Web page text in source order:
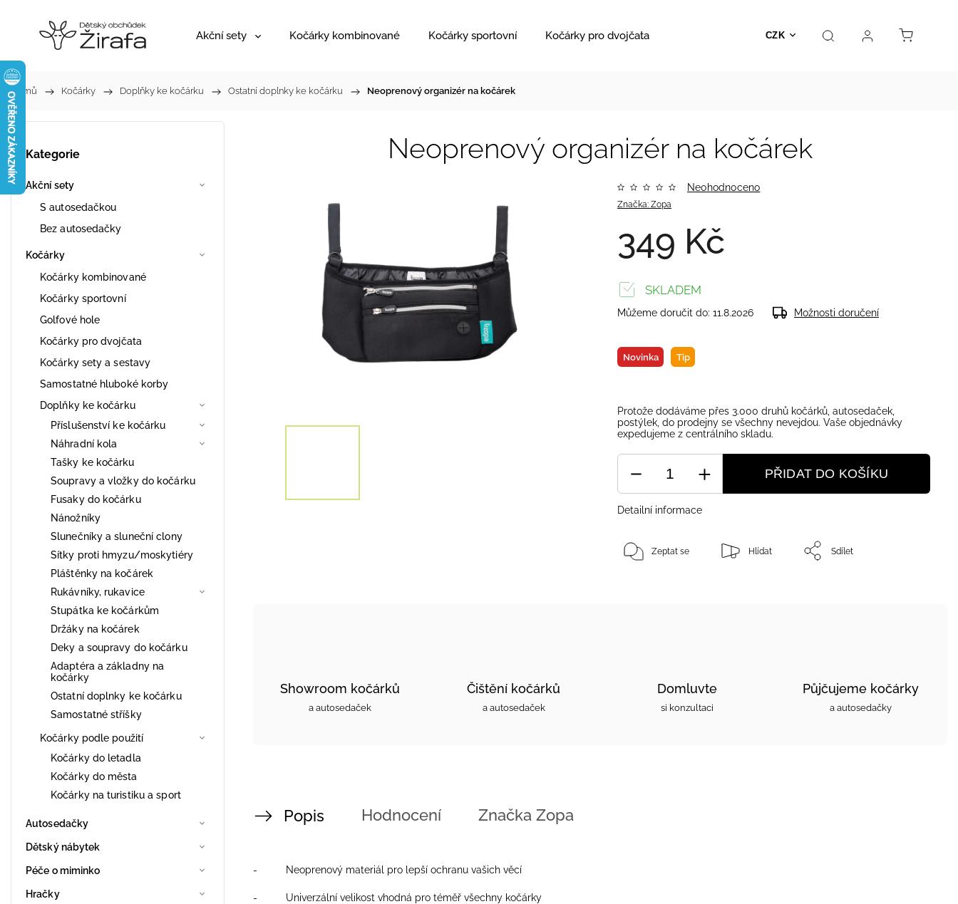
CZK
Akční sety Kočárky kombinované Kočárky sportovní Kočárky pro dvojčata Hračky Prodejna Kontakt
Domů / Kočárky / Doplňky ke kočárku / Ostatní doplnky ke kočárku / Neoprenový organizér na kočárek
Kategorie
Akční sety
S autosedačkou
Bez autosedačky
Kočárky
Kočárky kombinované
Kočárky sportovní
Golfové hole
Kočárky pro dvojčata
Kočárky sety a sestavy
Samostatné hluboké korby
Doplňky ke kočárku
Příslušenství ke kočárku
Náhradní kola
Tašky ke kočárku
Soupravy a vložky do kočárku
Fusaky do kočárku
Nánožníky
Slunečníky a sluneční clony
Sítky proti hmyzu/moskytiéry
Pláštěnky na kočárek
Rukávníky, rukavice
Stupátka ke kočárkům
Držáky na kočárek
Deky a soupravy do kočárku
Adaptéra a základny na
kočárky
Ostatní doplnky ke kočárku
Samostatné stříšky
Kočárky podle použití
Kočárky do letadla
Kočárky do města
Kočárky na turistiku a sport
Autosedačky
Dětský nábytek
Péče o miminko
Hračky
Neoprenový organizér na kočárek
Značka: Zopa
Neohodnoceno
349 Kč
Novinka Tip
SKLADEM
Můžeme doručit do: 11.8.2026 Možnosti doručení
Protože dodáváme přes 3.000 druhů kočárků, autosedaček,
postýlek, do prodejny se všechny nevejdou. Vaše objednávky
expedujeme z centrálního skladu.
PŘIDAT DO KOŠÍKU
Detailní informace
Zeptat se Hlídat Sdílet
Showroom kočárků
a autosedaček
Čištění kočárků
a autosedaček
Domluvte
si konzultaci
Půjčujeme kočárky
a autosedačky
Popis Hodnocení Značka Zopa
- Neoprenový materiál pro lepší ochranu vašich věcí
- Univerzální velikost vhodná pro téměř všechny kočárky